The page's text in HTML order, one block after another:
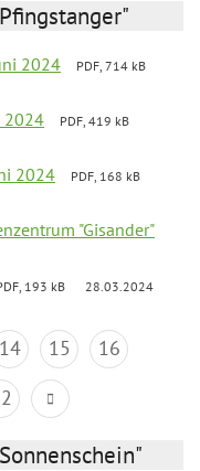
2024
PDF, 714 kB
2024
PDF, 419 kB
2024
PDF, 168 kB
"Gisander"
193 kB 28.03.2024
14 15
16